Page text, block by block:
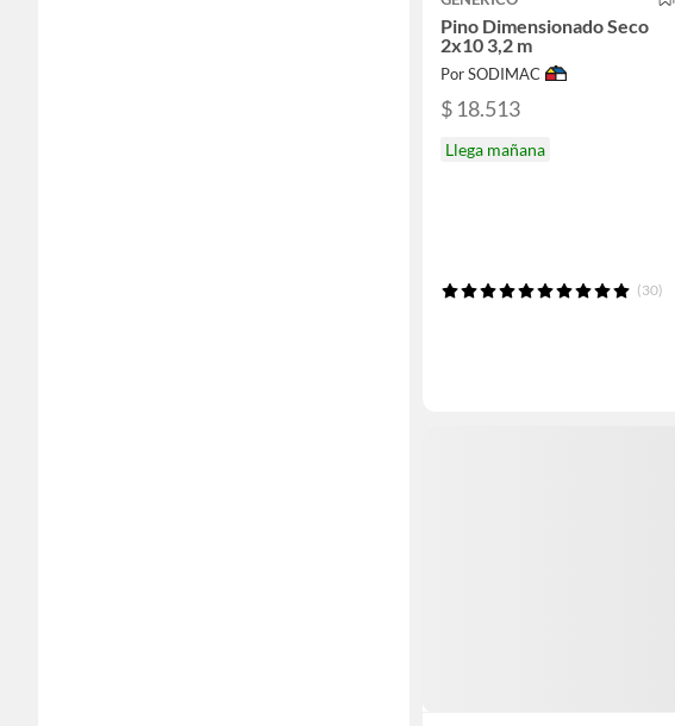
Pino Dimensionado Seco
2x10 3,2 m
Por SODIMAC
$ 18.513
Llega mañana
(30)